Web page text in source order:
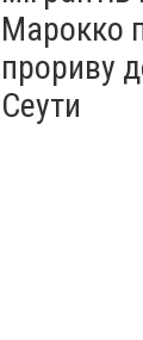
Марокко
прориву
Сеути